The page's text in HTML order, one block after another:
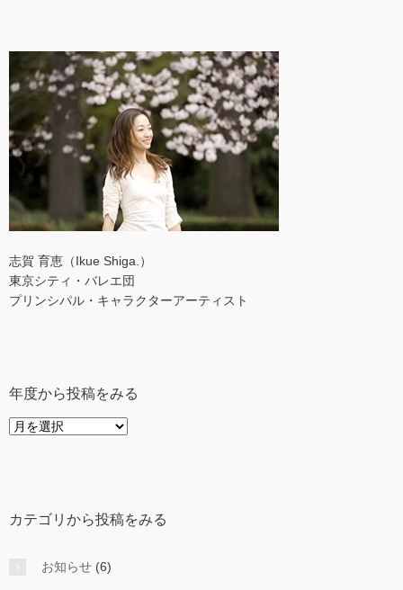
志賀 育恵（Ikue Shiga.）
東京シティ・バレエ団
プリンシパル・キャラクターアーティスト
年度から投稿をみる
年
稿
み
カテゴリから投稿をみる
お知らせ (6)